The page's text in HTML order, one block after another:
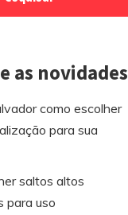
as novidades
como escolher
para sua
saltos altos
para uso